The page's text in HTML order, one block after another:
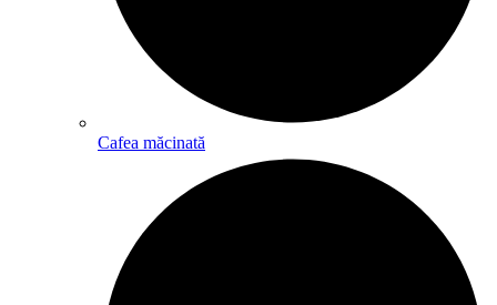
Cafea măcinată